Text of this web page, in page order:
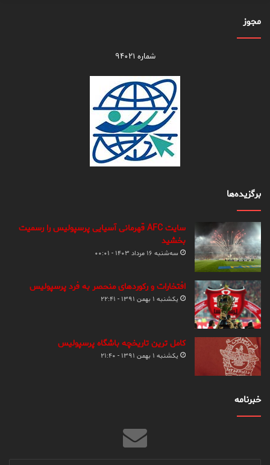
مجوز
شماره ۹۴۰۲۱
برگزیده‌ها
سایت AFC قهرمانی آسیایی پرسپولیس را رسمیت
بخشید
سه‌شنبه ۱۶ مرداد ۱۴۰۳ - ۰۰:۰۱
افتخارات و رکوردهای منحصر به فرد پرسپولیس
یکشنبه ۱ بهمن ۱۳۹۱ - ۲۲:۴۱
کامل ترین تاریخچه باشگاه پرسپولیس
یکشنبه ۱ بهمن ۱۳۹۱ - ۲۱:۴۰
خبرنامه